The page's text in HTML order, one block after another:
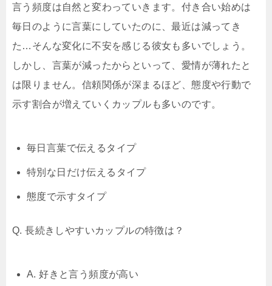
言う頻度は自然と変わっていきます。付き合い始めは
毎日のように言葉にしていたのに、最近は減ってき
た…そんな変化に不安を感じる彼女も多いでしょう。
しかし、言葉が減ったからといって、愛情が薄れたと
は限りません。信頼関係が深まるほど、態度や行動で
示す割合が増えていくカップルも多いのです。
毎日言葉で伝えるタイプ
特別な日だけ伝えるタイプ
態度で示すタイプ
Q. 長続きしやすいカップルの特徴は？
A. 好きと言う頻度が高い